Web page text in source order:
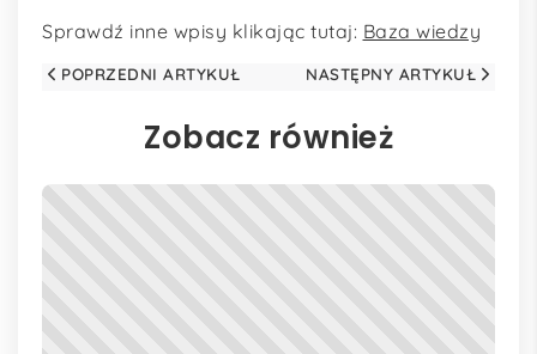
Sprawdź inne wpisy klikając tutaj: Baza wiedzy
POPRZEDNI ARTYKUŁ NASTĘPNY ARTYKUŁ
Zobacz również